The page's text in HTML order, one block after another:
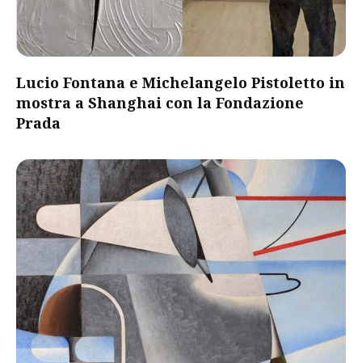
Lucio Fontana e Michelangelo Pistoletto in
mostra a Shanghai con la Fondazione
Prada